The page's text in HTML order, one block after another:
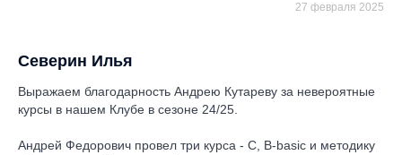
27 февраля 2025
Северин Илья
Выражаем благодарность Андрею Кутареву за невероятные
курсы в нашем Клубе в сезоне 24/25.
Андрей Федорович провел три курса - С, B-basic и методику